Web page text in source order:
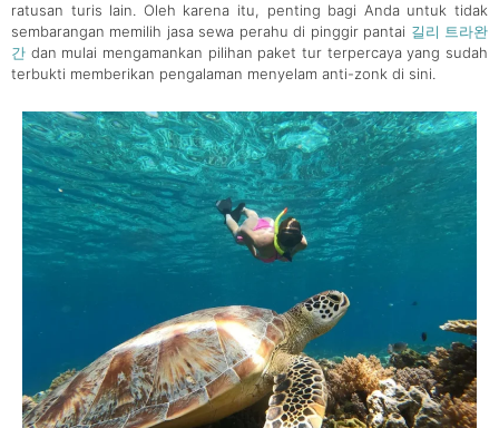
ratusan turis lain. Oleh karena itu, penting bagi Anda untuk tidak
sembarangan memilih jasa sewa perahu di pinggir pantai 길리 트라완
간 dan mulai mengamankan pilihan paket tur terpercaya yang sudah
terbukti memberikan pengalaman menyelam anti-zonk di sini.